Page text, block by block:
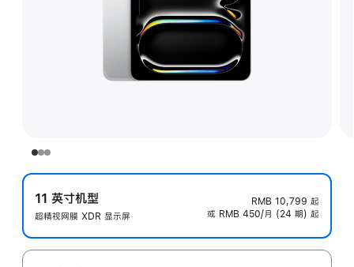
11 英寸机型
超精视网膜 XDR 显示屏
RMB 10,799 起
或 RMB 450/月 (24 期) 起